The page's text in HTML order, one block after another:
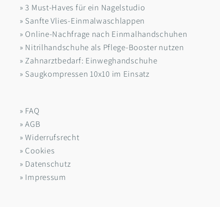
» 3 Must-Haves für ein Nagelstudio
» Sanfte Vlies-Einmalwaschlappen
» Online-Nachfrage nach Einmalhandschuhen
» Nitrilhandschuhe als Pflege-Booster nutzen
» Zahnarztbedarf: Einweghandschuhe
» Saugkompressen 10x10 im Einsatz
» FAQ
» AGB
» Widerrufsrecht
» Cookies
» Datenschutz
» Impressum